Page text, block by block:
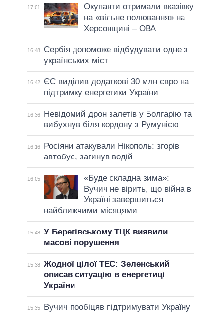
17:01
Окупанти отримали вказівку
на «вільне полювання» на
Херсонщині – ОВА
16:48
Сербія допоможе відбудувати одне з
українських міст
16:42
ЄС виділив додаткові 30 млн євро на
підтримку енергетики України
16:36
Невідомий дрон залетів у Болгарію та
вибухнув біля кордону з Румунією
16:16
Росіяни атакували Нікополь: згорів
автобус, загинув водій
16:05
«Буде складна зима»:
Вучич не вірить, що війна в
Україні завершиться
найближчими місяцями
15:48 У Берегівському ТЦК виявили
масові порушення
15:38 Жодної цілої ТЕС: Зеленський
описав ситуацію в енергетиці
України
15:35
Вучич пообіцяв підтримувати Україну